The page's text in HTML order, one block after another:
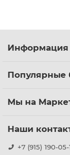
Информация
Популярные
Мы на
Наши
+7 (915) 190-05-